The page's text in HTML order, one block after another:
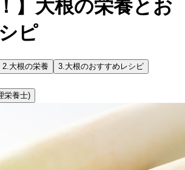
】大根の栄養とお
ピ
2.大根の栄養 3.大根のおすすめレシピ
栄養士)